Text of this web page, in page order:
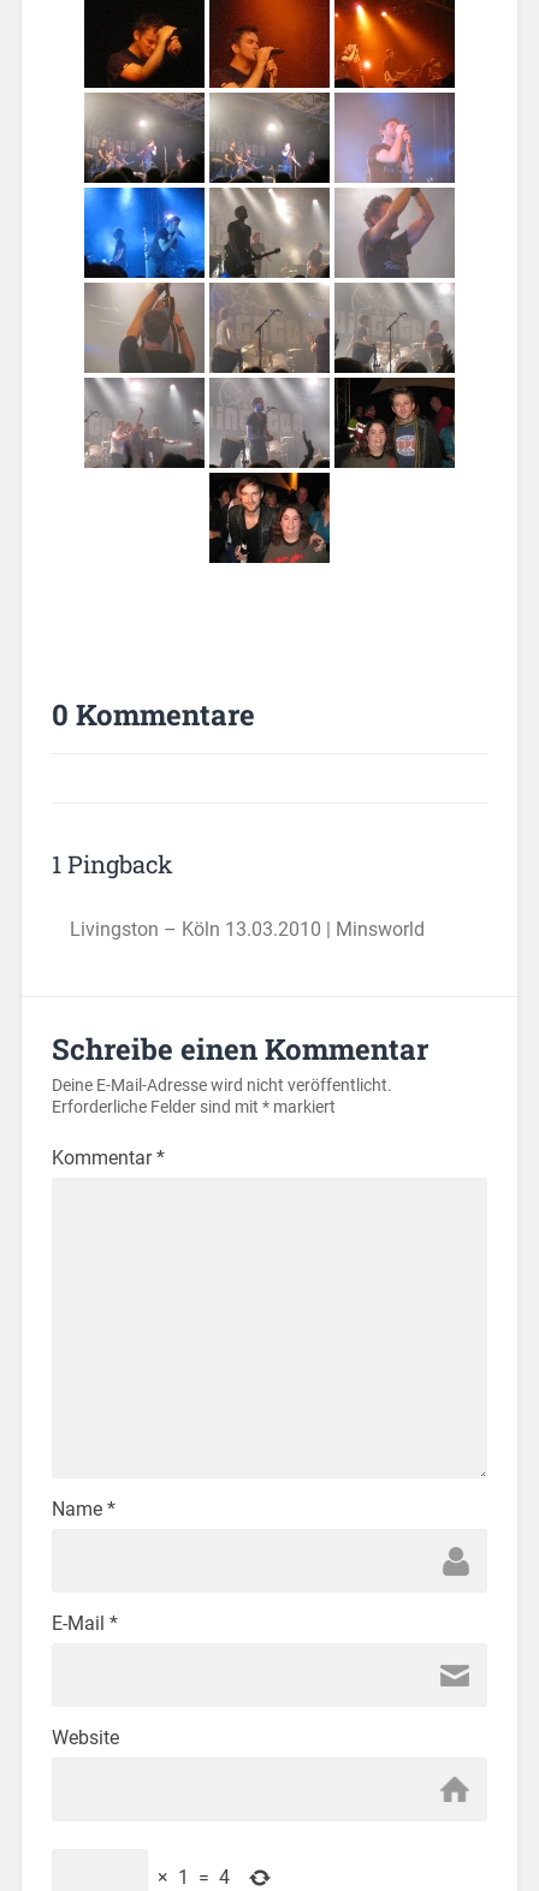
0 Kommentare
1 Pingback
Livingston – Köln 13.03.2010 | Minsworld
Schreibe einen Kommentar
Deine E-Mail-Adresse wird nicht veröffentlicht.
Erforderliche Felder sind mit *markiert
Kommentar*
Name *
E-Mail *
Website
× 1 = 4